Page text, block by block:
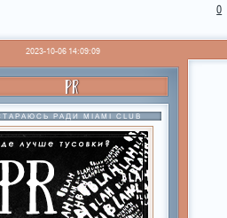
0
2023-10-06 14:09:09
PR
РАДИ MIAMI CLUB